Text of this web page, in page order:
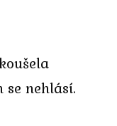
nehlásí.